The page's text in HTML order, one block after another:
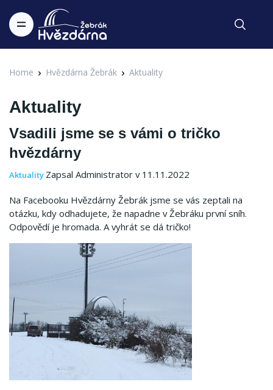
Home Hvězdárna Žebrák Aktuality
Aktuality
Vsadili jsme se s vámi o tričko
hvězdárny
Aktuality Zapsal Administrator v 11.11.2022
Na Facebooku Hvězdárny Žebrák jsme se vás zeptali na
otázku, kdy odhadujete, že napadne v Žebráku první sníh.
Odpovědí je hromada. A vyhrát se dá tričko!